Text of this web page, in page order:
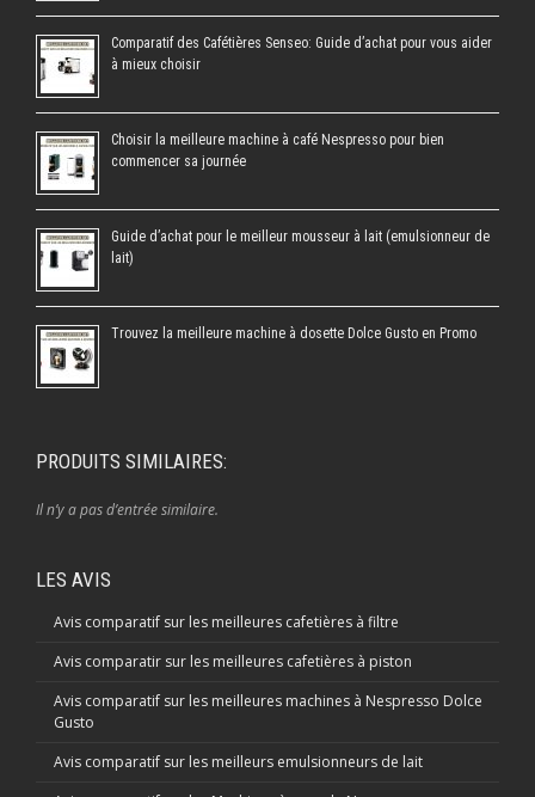
Comparatif des Cafétières Senseo: Guide d’achat pour vous aider
à mieux choisir
Choisir la meilleure machine à café Nespresso pour bien
commencer sa journée
Guide d’achat pour le meilleur mousseur à lait (emulsionneur de
lait)
Trouvez la meilleure machine à dosette Dolce Gusto en Promo
PRODUITS SIMILAIRES:
Il n’y a pas d’entrée similaire.
LES AVIS
Avis comparatif sur les meilleures cafetières à filtre
Avis comparatir sur les meilleures cafetières à piston
Avis comparatif sur les meilleures machines à Nespresso Dolce
Gusto
Avis comparatif sur les meilleurs emulsionneurs de lait